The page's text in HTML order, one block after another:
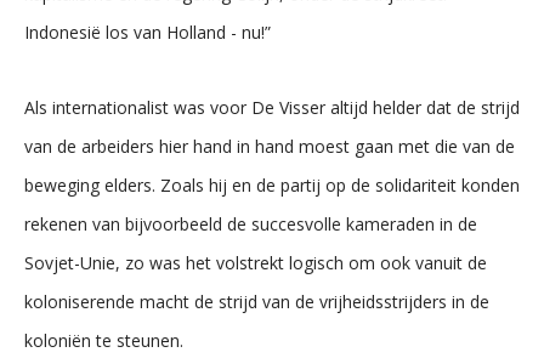
Indonesië los van Holland - nu!”
Als internationalist was voor De Visser altijd helder dat de strijd
van de arbeiders hier hand in hand moest gaan met die van de
beweging elders. Zoals hij en de partij op de solidariteit konden
rekenen van bijvoorbeeld de succesvolle kameraden in de
Sovjet-Unie, zo was het volstrekt logisch om ook vanuit de
koloniserende macht de strijd van de vrijheidsstrijders in de
koloniën te steunen.